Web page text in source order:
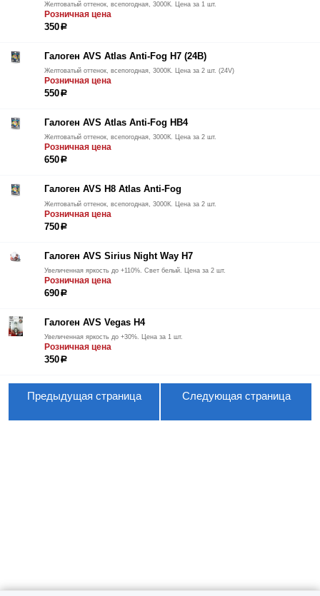
Желтоватый оттенок, всепогодная, 3000К. Цена за 1 шт.
Розничная цена
350р
Галоген AVS Atlas Anti-Fog H7 (24В)
Желтоватый оттенок, всепогодная, 3000К. Цена за 2 шт. (24V)
Розничная цена
550р
Галоген AVS Atlas Anti-Fog HB4
Желтоватый оттенок, всепогодная, 3000К. Цена за 2 шт.
Розничная цена
650р
Галоген AVS H8 Atlas Anti-Fog
Желтоватый оттенок, всепогодная, 3000К. Цена за 2 шт.
Розничная цена
750р
Галоген AVS Sirius Night Way H7
Увеличенная яркость до +110%. Свет белый. Цена за 2 шт.
Розничная цена
690р
Галоген AVS Vegas H4
Увеличенная яркость до +30%. Цена за 1 шт.
Розничная цена
350р
Предыдущая страница Следующая страница